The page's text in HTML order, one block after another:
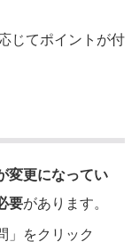
じてポイントが付
変更になってい
要があります。
」をクリック